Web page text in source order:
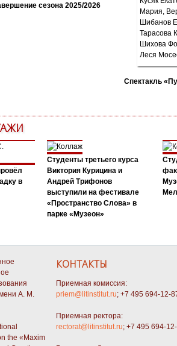
сезона 2025/2026
Спектакль
в
Студенты третьего курса
Виктория Курицина и
Андрей Трифонов
выступили на фестивале
«Пространство Слова» в
парке «Музеон»
А. М.
the «Maxim
КОНТАКТЫ
Приемная комиссия:
priem@litinstitut.ru; +7 495 694-12-
Приемная ректора:
rectorat@litinstitut.ru; +7 495 694-